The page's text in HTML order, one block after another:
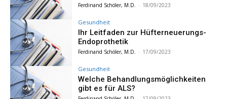
Ferdinand Schöler, M.D. - 18/09/2023
Gesundheit
Ihr Leitfaden zur Hüfterneuerungs-
Endoprothetik
Ferdinand Schöler, M.D. - 17/09/2023
Gesundheit
Welche Behandlungsmöglichkeiten
gibt es für ALS?